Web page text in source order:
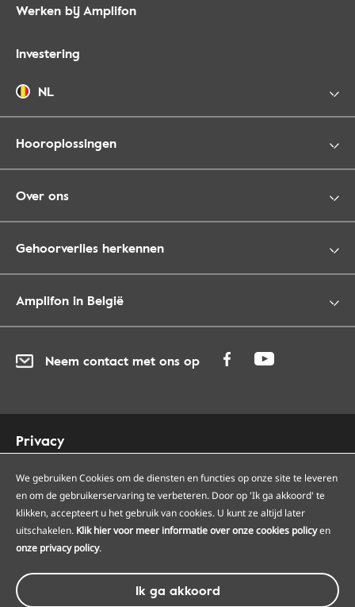
Werken bij Amplifon
Investering
NL
Hooroplossingen
Over ons
Gehoorverlies herkennen
Amplifon in België
Neem contact met ons op
Privacy
Cookies
Toegankelijkheid
Sitemap
Onze Amplifon hoorcentra
Onze servicepunten
© Amplifon, 2026 - BTW BE0418975266
We gebruiken Cookies om de diensten en functies op onze site te leveren
en om de gebruikerservaring te verbeteren. Door op 'Ik ga akkoord' te
klikken, accepteert u het gebruik van cookies. U kunt ze altijd later
uitschakelen. Klik hier voor meer informatie over onze cookies policyen
onze privacy policy.
Ik ga akkoord